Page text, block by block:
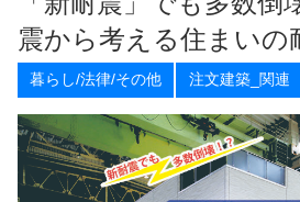
ら
し
に
役
つ
情
報
を
震から考える住まい
暮らし/法律/その他 注文建築_関連